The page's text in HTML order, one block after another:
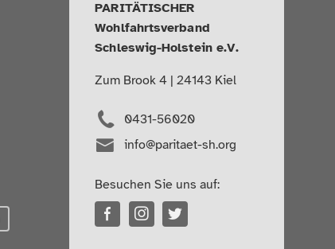
PARITÄTISCHER
Wohlfahrtsverband
Schleswig-Holstein e.V.
Zum Brook 4 | 24143 Kiel
0431-56020
info@paritaet-sh.org
Besuchen Sie uns auf: